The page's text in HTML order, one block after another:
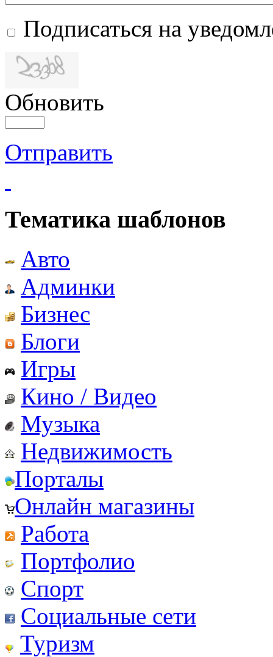
Подписаться на
Обновить
Отправить
Тематика шаблонов
Авто
Админки
Бизнес
Блоги
Игры
Кино / Видео
Музыка
Недвижимость
Порталы
Онлайн магазины
Работа
Портфолио
Спорт
Социальные сети
Туризм